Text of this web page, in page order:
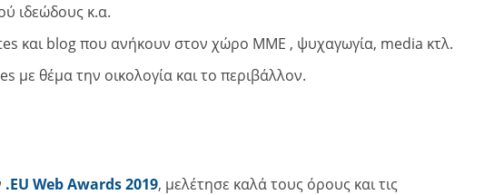
ιδεώδους κ.α.
και blog που ανήκουν στον χώρο ΜΜΕ , ψυχαγωγία, media κτλ.
με θέμα την οικολογία και το περιβάλλον.
.EU Web Awards 2019, μελέτησε καλά τους όρους και τις